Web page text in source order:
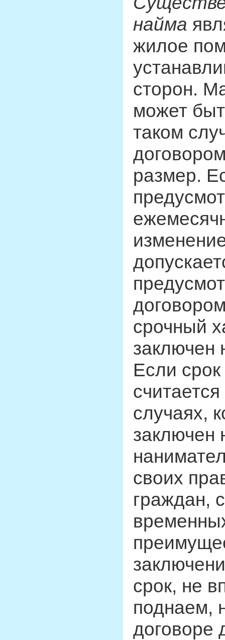
найма
жилое
сторон.
может
таком
размер.
срочный
заключен
Если
случаях,
заключен
своих
граждан,
срок, не
поднаем,
договоре